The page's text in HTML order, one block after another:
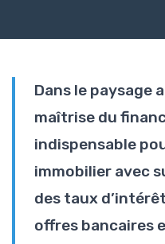
Dans le paysage
maîtrise du
indispensable
immobilier avec
des taux
offres bancaires